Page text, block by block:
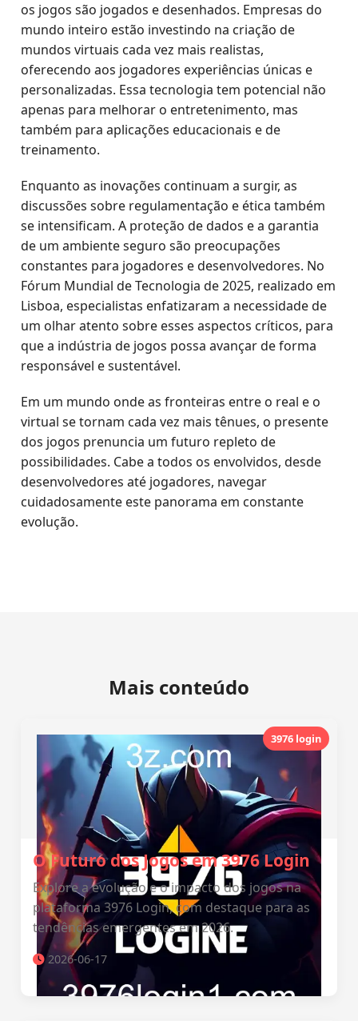
os jogos são jogados e desenhados. Empresas do
mundo inteiro estão investindo na criação de
mundos virtuais cada vez mais realistas,
oferecendo aos jogadores experiências únicas e
personalizadas. Essa tecnologia tem potencial não
apenas para melhorar o entretenimento, mas
também para aplicações educacionais e de
treinamento.
Enquanto as inovações continuam a surgir, as
discussões sobre regulamentação e ética também
se intensificam. A proteção de dados e a garantia
de um ambiente seguro são preocupações
constantes para jogadores e desenvolvedores. No
Fórum Mundial de Tecnologia de 2025, realizado em
Lisboa, especialistas enfatizaram a necessidade de
um olhar atento sobre esses aspectos críticos, para
que a indústria de jogos possa avançar de forma
responsável e sustentável.
Em um mundo onde as fronteiras entre o real e o
virtual se tornam cada vez mais tênues, o presente
dos jogos prenuncia um futuro repleto de
possibilidades. Cabe a todos os envolvidos, desde
desenvolvedores até jogadores, navegar
cuidadosamente este panorama em constante
evolução.
Mais conteúdo
3976 login
O Futuro dos Jogos em 3976 Login
Explore a evolução e o impacto dos jogos na
plataforma 3976 Login, com destaque para as
tendências emergentes em 2026.
2026-06-17